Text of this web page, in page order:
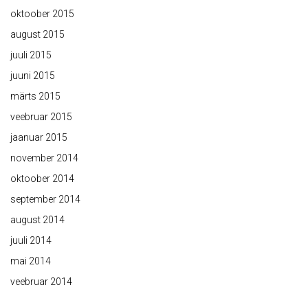
oktoober 2015
august 2015
juuli 2015
juuni 2015
märts 2015
veebruar 2015
jaanuar 2015
november 2014
oktoober 2014
september 2014
august 2014
juuli 2014
mai 2014
veebruar 2014